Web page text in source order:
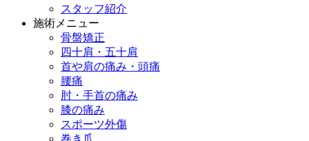
スタッフ紹介
施術メニュー
骨盤矯正
四十肩・五十肩
首や肩の痛み・頭痛
腰痛
肘・手首の痛み
膝の痛み
スポーツ外傷
巻き爪